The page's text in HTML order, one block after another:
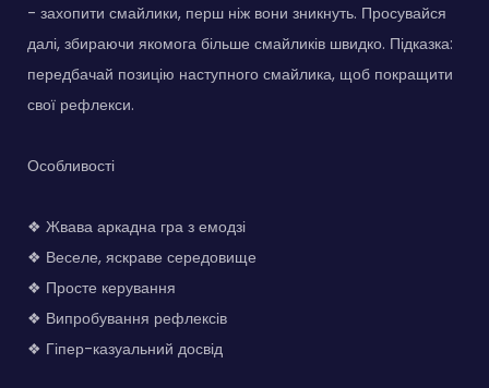
- захопити смайлики, перш ніж вони зникнуть. Просувайся
далі, збираючи якомога більше смайликів швидко. Підказка:
передбачай позицію наступного смайлика, щоб покращити
свої рефлекси.
Особливості
❖ Жвава аркадна гра з емодзі
❖ Веселе, яскраве середовище
❖ Просте керування
❖ Випробування рефлексів
❖ Гіпер-казуальний досвід